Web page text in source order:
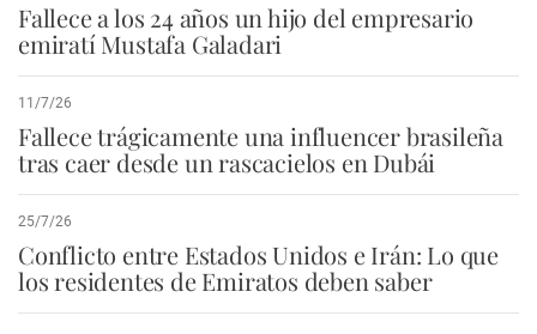
Fallece a los 24 años un hijo del empresario
emiratí Mustafa Galadari
11/7/26
Fallece trágicamente una influencer brasileña
tras caer desde un rascacielos en Dubái
25/7/26
Conflicto entre Estados Unidos e Irán: Lo que
los residentes de Emiratos deben saber